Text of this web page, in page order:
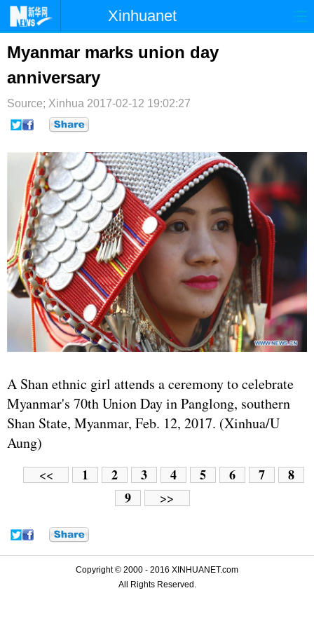
Xinhuanet
时政 国际
台湾
纪检 体育 科技
文娱
博客 微博
Myanmar marks union day
anniversary
Source; Xinhua 2017-02-12 19:02:27
A Shan ethnic girl attends a ceremony to celebrate
Myanmar's 70th Union Day in Panglong, southern
Shan State, Myanmar, Feb. 12, 2017. (Xinhua/U
Aung)
<< 1 2 3 4 5 6 7
8
9
>>
Copyright © 2000 - 2016 XINHUANET.com
All Rights Reserved.